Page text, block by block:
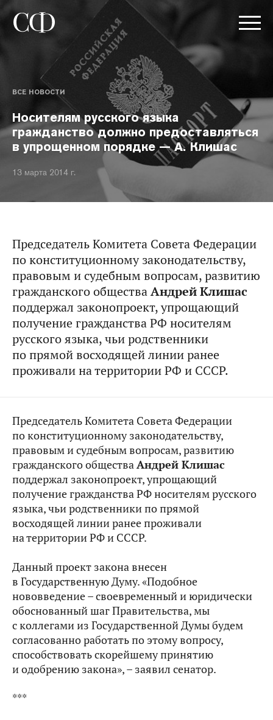
ВСЕ НОВОСТИ
Носителям русского языка
гражданство должно предоставляться
в упрощенном порядке — А. Клишас
13 марта 2014 г.
Председатель Комитета Совета Федерации
по конституционному законодательству,
правовым и судебным вопросам, развитию
гражданского обществаАндрей Клишас
поддержал законопроект, упрощающий
получение гражданства РФ носителям
русского языка, чьи родственники
по прямой восходящей линии ранее
проживали на территории РФ и СССР.
Председатель Комитета Совета Федерации
по конституционному законодательству,
правовым и судебным вопросам, развитию
гражданского обществаАндрей Клишас
поддержал законопроект, упрощающий
получение гражданства РФ носителям русского
языка, чьи родственники по прямой
восходящей линии ранее проживали
на территории РФ и СССР.
Данный проект закона внесен
в Государственную Думу. «Подобное
нововведение – своевременный и юридически
обоснованный шаг Правительства, мы
с коллегами из Государственной Думы будем
согласованно работать по этому вопросу,
способствовать скорейшему принятию
и одобрению закона», – заявил сенатор.
***